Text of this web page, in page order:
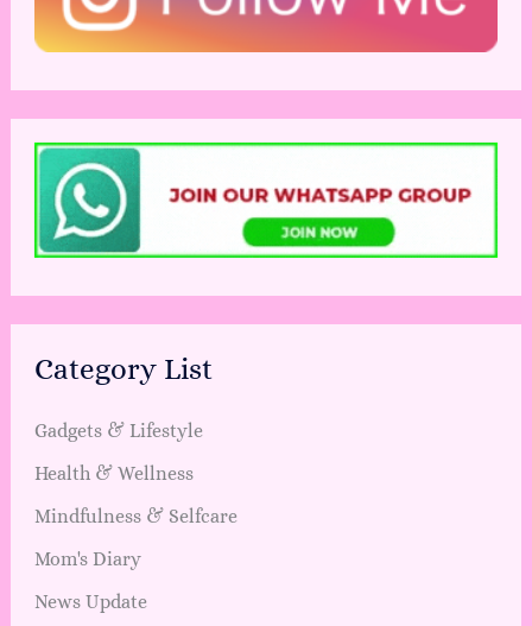
Category List
Gadgets & Lifestyle
Health & Wellness
Mindfulness & Selfcare
Mom's Diary
News Update